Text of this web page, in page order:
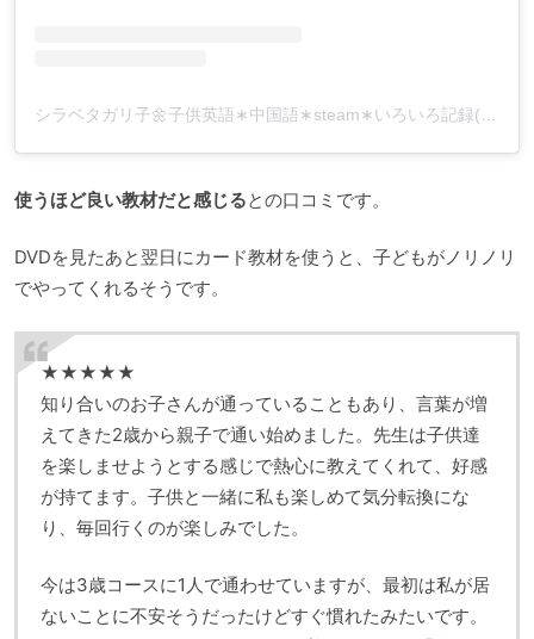
使うほど良い教材だと感じるとの口コミです。
DVDを見たあと翌日にカード教材を使うと、子どもがノリノリ
でやってくれるそうです。
★★★★★
知り合いのお子さんが通っていることもあり、言葉が増
えてきた2歳から親子で通い始めました。先生は子供達
を楽しませようとする感じで熱心に教えてくれて、好感
が持てます。子供と一緒に私も楽しめて気分転換にな
り、毎回行くのが楽しみでした。
今は3歳コースに1人で通わせていますが、最初は私が居
ないことに不安そうだったけどすぐ慣れたみたいです。